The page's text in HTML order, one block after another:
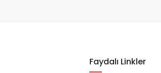
Faydalı Linkler